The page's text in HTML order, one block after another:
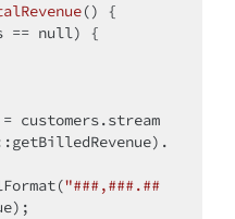
()
{
== null) {
"###,###.##